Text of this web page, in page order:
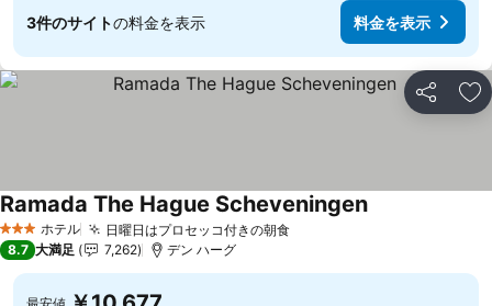
3件のサイトの料金を表示 料金を表示
シェア お
3 ホテルのランク
ホテル 日曜日はプロセッコ付きの朝食
Ramada The Hague Scheveningen
8.7 大満足 7,262 デン ハーグ
最安値